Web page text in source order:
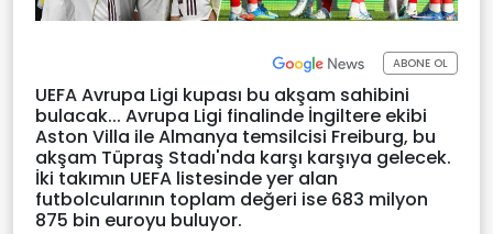
ABONE OL
UEFA Avrupa Ligi kupası bu akşam sahibini
bulacak... Avrupa Ligi finalinde İngiltere ekibi
Aston Villa ile Almanya temsilcisi Freiburg, bu
akşam Tüpraş Stadı'nda karşı karşıya gelecek.
İki takımın UEFA listesinde yer alan
futbolcularının toplam değeri ise 683 milyon
875 bin euroyu buluyor.